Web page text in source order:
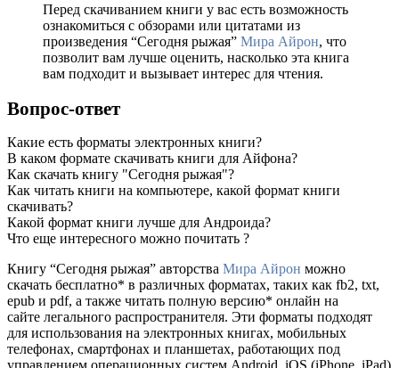
Перед скачиванием книги у вас есть возможность
ознакомиться с обзорами или цитатами из
произведения “Сегодня рыжая” Мира Айрон, что
позволит вам лучше оценить, насколько эта книга
вам подходит и вызывает интерес для чтения.
Вопрос-ответ
Какие есть форматы электронных книги?
В каком формате скачивать книги для Айфона?
Как скачать книгу "Сегодня рыжая"?
Как читать книги на компьютере, какой формат книги
скачивать?
Какой формат книги лучше для Андроида?
Что еще интересного можно почитать ?
Книгу “Сегодня рыжая” авторства Мира Айрон можно
скачать бесплатно* в различных форматах, таких как fb2, txt,
epub и pdf, а также читать полную версию* онлайн на
сайте легального распространителя. Эти форматы подходят
для использования на электронных книгах, мобильных
телефонах, смартфонах и планшетах, работающих под
управлением операционных систем Android, iOS (iPhone, iPad)